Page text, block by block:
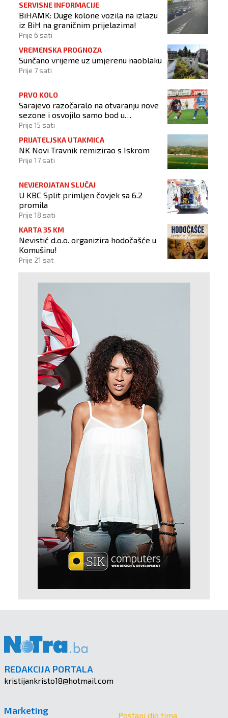
SERVISNE INFORMACIJE
BiHAMK: Duge kolone vozila na izlazu
iz BiH na graničnim prijelazima!
Prije 6 sati
VREMENSKA PROGNOZA
Sunčano vrijeme uz umjerenu naoblaku
Prije 7 sati
PRVO KOLO
Sarajevo razočaralo na otvaranju nove
sezone i osvojilo samo bod u
Vrapčićima
Prije 15 sati
PRIJATELJSKA UTAKMICA
NK Novi Travnik remizirao s Iskrom
Prije 17 sati
NEVJEROJATAN SLUČAJ
U KBC Split primljen čovjek sa 6.2
promila
Prije 18 sati
KARTA 35 KM
Nevistić d.o.o. organizira hodočašće u
Komušinu!
Prije 21 sat
REDAKCIJA PORTALA
kristijankristo18@hotmail.com
Marketing Postani dio tima